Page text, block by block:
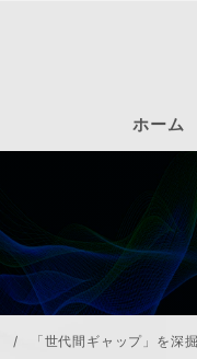
ホーム
「世代間ギャップ」を深